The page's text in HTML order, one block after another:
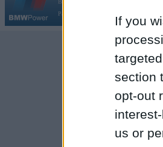
If you
section
opt-out
us or
BMW AG.
Par BMWPower